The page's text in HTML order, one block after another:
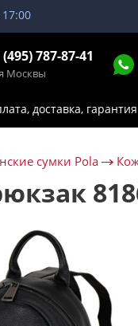
(495) 787-87-41
Москвы
доставка, гарантия
сумки Pola